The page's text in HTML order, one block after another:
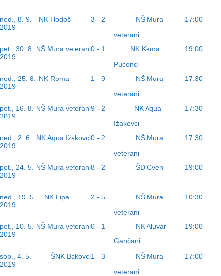
ned., 8. 9.
2019
NK Hodoš 3 - 2
NŠ Mura
veterani
17:00
pet., 30. 8.
2019
NŠ Mura veterani0 - 1
NK Kema
Puconci
19:00
ned., 25. 8.
2019
NK Roma 1 - 9
NŠ Mura
veterani
17:30
pet., 16. 8.
2019
NŠ Mura veterani9 - 2
NK Aqua
Ižakovci
17:30
ned., 2. 6.
2019
NK Aqua Ižakovci0 - 2
NŠ Mura
veterani
17:30
pet., 24. 5.
2019
NŠ Mura veterani8 - 2 ŠD Cven 19:00
ned., 19. 5.
2019
NK Lipa 2 - 5
NŠ Mura
veterani
10:30
pet., 10. 5.
2019
NŠ Mura veterani0 - 1
NK Aluvar
Gančani
19:00
sob., 4. 5.
2019
ŠNK Bakovci1 - 3
NŠ Mura
veterani
17:00